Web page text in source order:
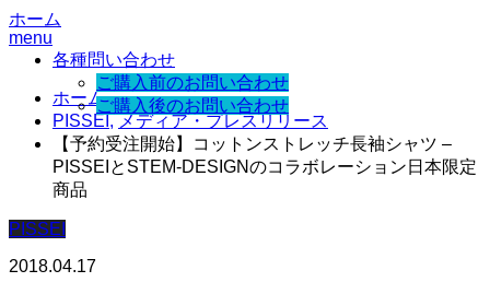
ホーム
各種問い合わせ
ご購入前のお問い合わせ
ご購入後のお問い合わせ
menu
ホーム
PISSEI, メディア・プレスリリース
【予約受注開始】コットンストレッチ長袖シャツ –
PISSEIとSTEM-DESIGNのコラボレーション日本限定
商品
PISSEI
2018.04.17